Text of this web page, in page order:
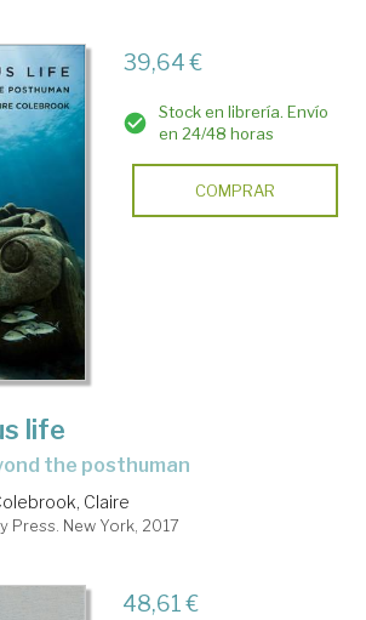
39,64 €
Stock en librería. Envío
en 24/48 horas
COMPRAR
life
the posthuman
Claire
Press. New York, 2017
48,61 €